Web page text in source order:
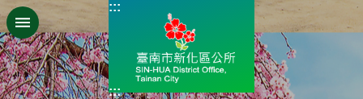
跳到主要內容區塊
:::
:::